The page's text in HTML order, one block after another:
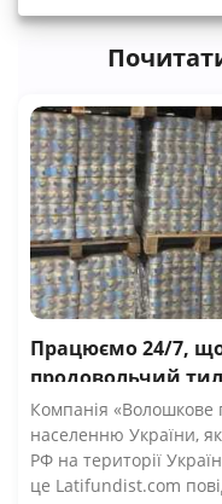
Працюємо 24/7,
продовольчий тил армії —
компанії
Компанія «Волошкове
населенню України,
РФ на території
це Latifundist.com